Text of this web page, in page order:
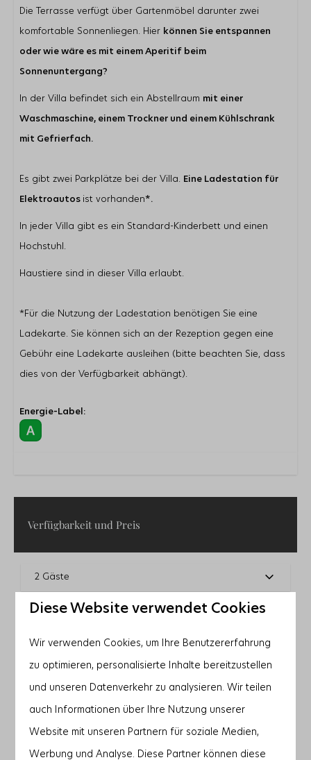
Wohnbereich
Flatscreen TV
Die Terrasse verfügt über Gartenmöbel darunter zwei
komfortable Sonnenliegen. Hier können Sie entspannen
oder wie wäre es mit einem Aperitif beim
Sonnenuntergang?
In der Villa befindet sich ein Abstellraum mit einer
Waschmaschine, einem Trockner und einem Kühlschrank
mit Gefrierfach.
Es gibt zwei Parkplätze bei der Villa. Eine Ladestation für
Elektroautos ist vorhanden*.
In jeder Villa gibt es ein Standard-Kinderbett und einen
Hochstuhl.
Haustiere sind in dieser Villa erlaubt.
*Für die Nutzung der Ladestation benötigen Sie eine
Ladekarte. Sie können sich an der Rezeption gegen eine
Gebühr eine Ladekarte ausleihen (bitte beachten Sie, dass
dies von der Verfügbarkeit abhängt).
Energie-Label:
Verfügbarkeit und Preis
2 Gäste
Do 08-10-2026 So 11-10-2026
Mi
Do
Fr
— —
2 Nächte — —
3 Nächte 1.605 € 1.734 €
Diese Website verwendet Cookies
Wir verwenden Cookies, um Ihre Benutzererfahrung
zu optimieren, personalisierte Inhalte bereitzustellen
und unseren Datenverkehr zu analysieren. Wir teilen
auch Informationen über Ihre Nutzung unserer
Website mit unseren Partnern für soziale Medien,
Werbung und Analyse. Diese Partner können diese